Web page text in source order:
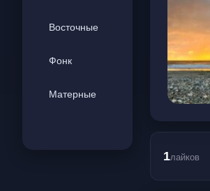
Восточные
Фонк
Матерные
1лайков